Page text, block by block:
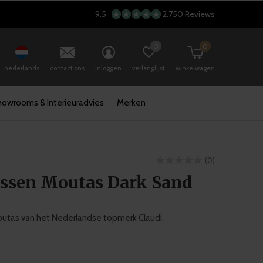
& Interieuradvies Merken
nederlands contact ons inloggen verlanglijst winkelwagen
0
9.5 2.750 Reviews
(0)
Moutas Dark Sand
van het Nederlandse topmerk Claudi.